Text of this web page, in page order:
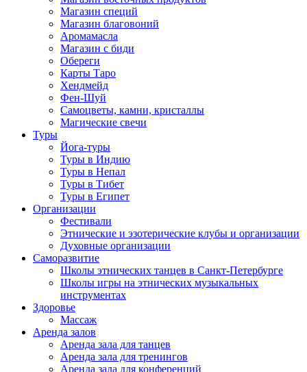
Магазин специй
Магазин благовоний
Аромамасла
Магазин с биди
Обереги
Карты Таро
Хендмейд
Фен-Шуй
Самоцветы, камни, кристаллы
Магические свечи
Туры
Йога-туры
Туры в Индию
Туры в Непал
Туры в Тибет
Туры в Египет
Организации
Фестивали
Этнические и эзотерические клубы и организации
Духовные организации
Саморазвитие
Школы этнических танцев в Санкт-Петербурге
Школы игры на этнических музыкальных
инструментах
Здоровье
Массаж
Аренда залов
Аренда зала для танцев
Аренда зала для тренингов
Аренда зала для конференций